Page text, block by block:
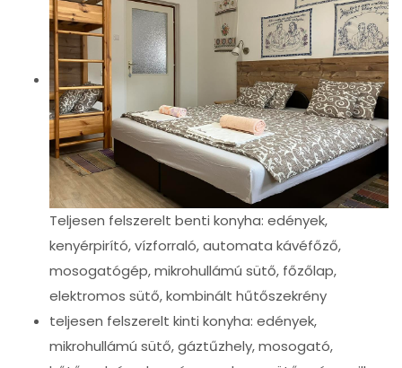
Teljesen felszerelt benti konyha: edények,
kenyérpirító, vízforraló, automata kávéfőző,
mosogatógép, mikrohullámú sütő, főzőlap,
elektromos sütő, kombinált hűtőszekrény
teljesen felszerelt kinti konyha: edények,
mikrohullámú sütő, gáztűzhely, mosogató,